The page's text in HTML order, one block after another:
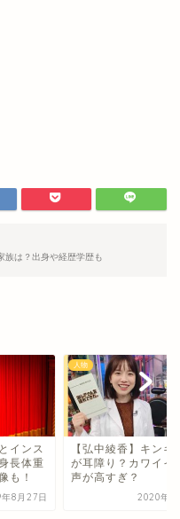
族は？出身や経歴学歴も
インス
長体重
も！
8月27日
人物
【弘中綾香】キンキ
が耳障り？カワイイ
声が高すぎ？
2020年2